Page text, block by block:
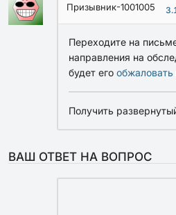
Призывник-1001005
Переходите на
направления на
будет его обжаловать
Получить
ВАШ ОТВЕТ НА ВОПРОС